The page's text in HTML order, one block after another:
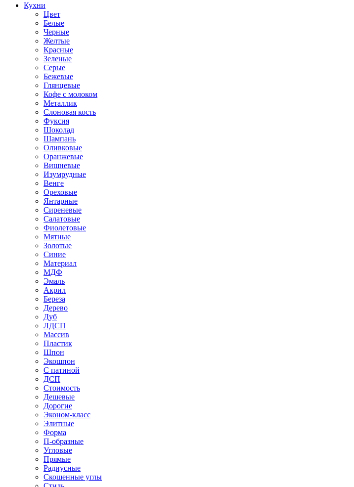
Кухни
Цвет
Белые
Черные
Желтые
Красные
Зеленые
Серые
Бежевые
Глянцевые
Кофе с молоком
Металлик
Слоновая кость
Фуксия
Шоколад
Шампань
Оливковые
Оранжевые
Вишневые
Изумрудные
Венге
Ореховые
Янтарные
Сиреневые
Салатовые
Фиолетовые
Мятные
Золотые
Синие
Материал
МДФ
Эмаль
Акрил
Береза
Дерево
Дуб
ЛДСП
Массив
Пластик
Шпон
Экошпон
С патиной
ДСП
Стоимость
Дешевые
Дорогие
Эконом-класс
Элитные
Форма
П-образные
Угловые
Прямые
Радиусные
Скошенные углы